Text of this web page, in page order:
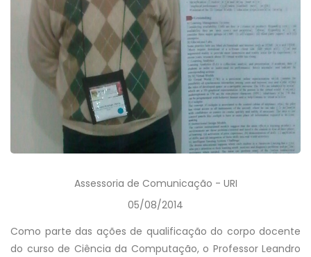
Assessoria de Comunicação - URI
05/08/2014
Como parte das ações de qualificação do corpo docente
do curso de Ciência da Computação, o Professor Leandro